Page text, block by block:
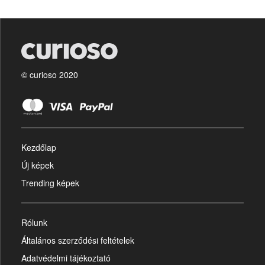
© curioso 2020
Kezdőlap
Új képek
Trending képek
Rólunk
Általános szerződési feltételek
Adatvédelmi tájékoztató